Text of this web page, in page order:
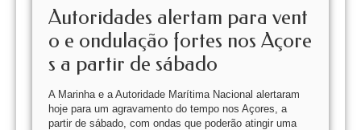
Autoridades alertam para vent
o e ondulação fortes nos Açore
s a partir de sábado
A Marinha e a Autoridade Marítima Nacional alertaram
hoje para um agravamento do tempo nos Açores, a
partir de sábado, com ondas que poderão atingir uma